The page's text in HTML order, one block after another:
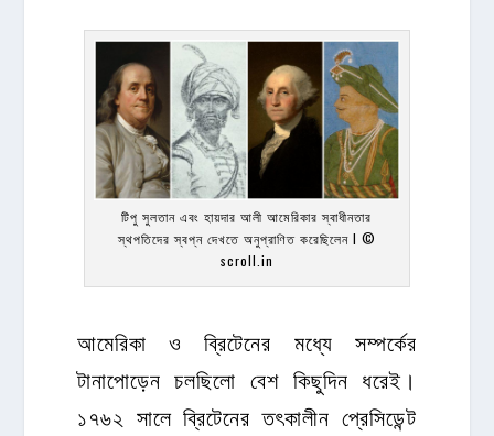
টিপু সুলতান এবং হায়দার আলী আমেরিকার স্বাধীনতার
স্থপতিদের স্বপ্ন দেখতে অনুপ্রাণিত করেছিলেন l ©
scroll.in
আমেরিকা ও ব্রিটেনের মধ্যে সম্পর্কের
টানাপোড়েন চলছিলো বেশ কিছুদিন ধরেই।
১৭৬২ সালে ব্রিটেনের তৎকালীন প্রেসিডেন্ট